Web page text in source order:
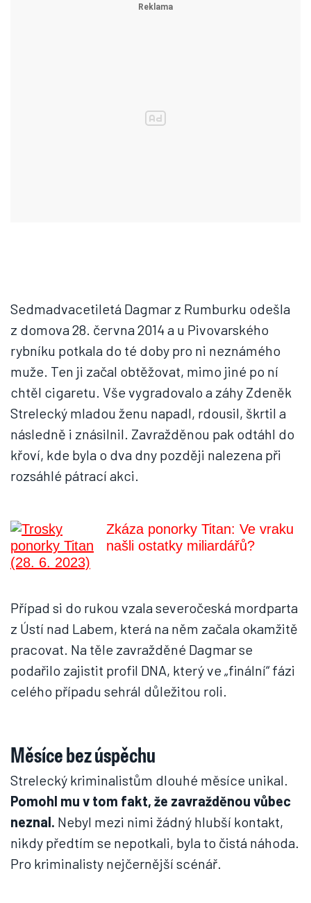
Sedmadvacetiletá Dagmar z Rumburku odešla
z domova 28. června 2014 a u Pivovarského
rybníku potkala do té doby pro ni neznámého
muže. Ten ji začal obtěžovat, mimo jiné po ní
chtěl cigaretu. Vše vygradovalo a záhy Zdeněk
Strelecký mladou ženu napadl, rdousil, škrtil a
následně i znásilnil. Zavražděnou pak odtáhl do
křoví, kde byla o dva dny později nalezena při
rozsáhlé pátrací akci.
Zkáza ponorky Titan: Ve vraku
našli ostatky miliardářů?
Případ si do rukou vzala severočeská mordparta
z Ústí nad Labem, která na něm začala okamžitě
pracovat. Na těle zavražděné Dagmar se
podařilo zajistit profil DNA, který ve „finální“ fázi
celého případu sehrál důležitou roli.
Měsíce bez úspěchu
Strelecký kriminalistům dlouhé měsíce unikal.
Pomohl mu v tom fakt, že zavražděnou vůbec
neznal. Nebyl mezi nimi žádný hlubší kontakt,
nikdy předtím se nepotkali, byla to čistá náhoda.
Pro kriminalisty nejčernější scénář.